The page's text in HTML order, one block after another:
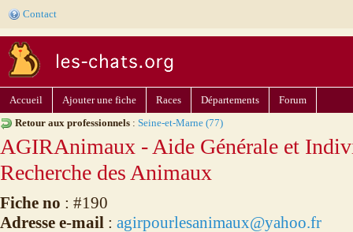
Contact
Accueil Ajouter une fiche Races Départements
Forum
Retour aux professionnels : Seine-et-Marne (77)
AGIRAnimaux - Aide Générale et
Recherche des Animaux
Fiche no : #190
Adresse e-mail : agirpourlesanimaux@yahoo.fr